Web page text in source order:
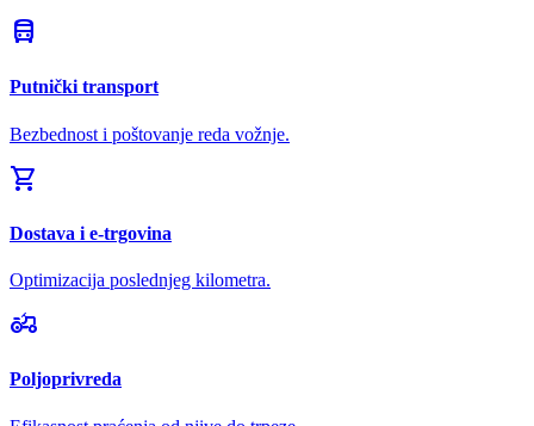
directions_bus
Putnički transport
Bezbednost i poštovanje reda vožnje.
shopping_cart
Dostava i e-trgovina
Optimizacija poslednjeg kilometra.
agriculture
Poljoprivreda